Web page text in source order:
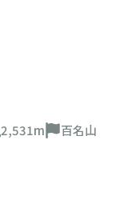
2,531m 百名山